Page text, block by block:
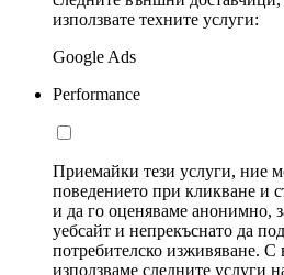
използвате техните услуги:
Google Ads
Performance
Приемайки тези услуги, ние
поведението при кликване и
и да го оценяваме анонимно,
уебсайт и непрекъснато да
потребителско изживяване. С
използваме следните услуги